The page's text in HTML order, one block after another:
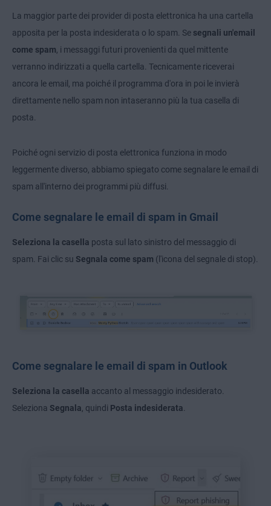
La maggior parte dei provider di posta elettronica ha una cartella
apposita per la posta indesiderata o lo spam. Se segnali un'email
come spam, i messaggi futuri provenienti da quel mittente
verranno indirizzati a quella cartella. Tecnicamente riceverai
ancora le email, ma poiché il programma d'ora in poi le invierà
direttamente nello spam non intaseranno più la tua casella di
posta.
Poiché ogni servizio di posta elettronica funziona in modo
leggermente diverso, abbiamo spiegato come segnalare le email di
spam all'interno dei programmi più diffusi.
Come segnalare le email di spam in Gmail
Seleziona la casella posta sul lato sinistro del messaggio di
spam. Fai clic su Segnala come spam (l'icona del segnale di stop).
Come segnalare le email di spam in Outlook
Seleziona la casella accanto al messaggio indesiderato.
Seleziona Segnala, quindi Posta indesiderata.